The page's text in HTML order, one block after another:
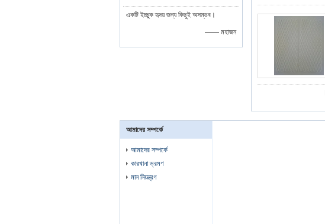
একটি ইচ্ছুক হৃদয় জন্য কিছুই অসম্ভব।
—— মহাজন
আমাদের সম্পর্কে
আমাদের সম্পর্কে
কারখানা ভ্রমণ
মান নিয়ন্ত্রণ